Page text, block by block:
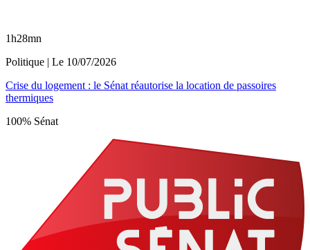
1h28mn
Politique | Le 10/07/2026
Crise du logement : le Sénat réautorise la location de passoires
thermiques
100% Sénat